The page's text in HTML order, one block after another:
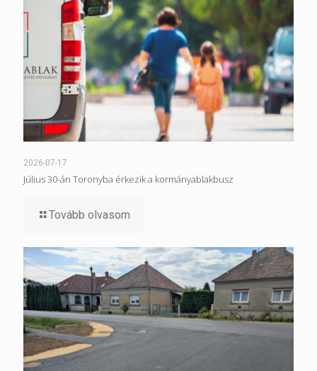
2026-07-17
Július 30-án Toronyba érkezik a kormányablakbusz
Tovább olvasom